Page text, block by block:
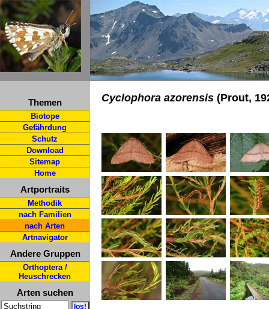
Themen
Biotope
Gefährdung
Schutz
Download
Sitemap
Home
Artportraits
Methodik
nach Familien
nach Arten
Artnavigator
Andere Gruppen
Orthoptera /
Heuschrecken
Arten suchen
Cyclophora azorensis (Prout,